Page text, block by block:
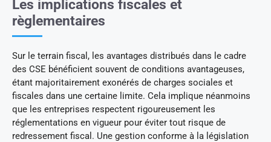
Les implications fiscales et
règlementaires
Sur le terrain fiscal, les avantages distribués dans le cadre
des CSE bénéficient souvent de conditions avantageuses,
étant majoritairement exonérés de charges sociales et
fiscales dans une certaine limite. Cela implique néanmoins
que les entreprises respectent rigoureusement les
réglementations en vigueur pour éviter tout risque de
redressement fiscal. Une gestion conforme à la législation